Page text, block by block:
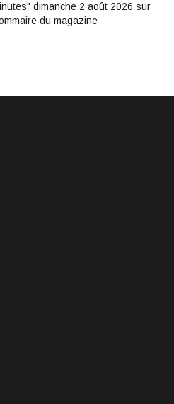
dimanche 2 août 2026 sur
du magazine